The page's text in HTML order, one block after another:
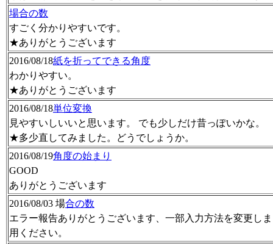
場合の数
すごく分かりやすいです。
★ありがとうございます
2016/08/18紙を折ってできる角度
わかりやすい。
★ありがとうございます
2016/08/18単位変換
見やすいしいいと思います。 でも少しだけ昔っぽいかな。
★多少直してみました。どうでしょうか。
2016/08/19角度の始まり
GOOD
ありがとうございます
2016/08/03 場合の数
エラー報告ありがとうございます、一部入力方法を変更し
用ください。